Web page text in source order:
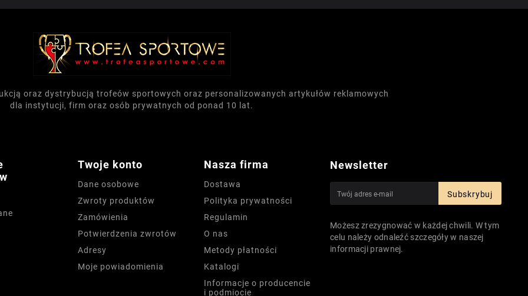
oraz dystrybucją trofeów sportowych oraz personalizowanych artykułów reklamowych
dla instytucji, firm oraz osób prywatnych od ponad 10 lat.
Twoje konto
Dane osobowe
Zwroty produktów
Zamówienia
Potwierdzenia zwrotów
Adresy
Moje powiadomienia
Nasza firma
Dostawa
Polityka prywatności
Regulamin
O nas
Metody płatności
Katalogi
Informacje o producencie
i podmiocie
Newsletter
Subskrybuj
Możesz zrezygnować w każdej chwili. W tym
celu należy odnaleźć szczegóły w naszej
informacji prawnej.